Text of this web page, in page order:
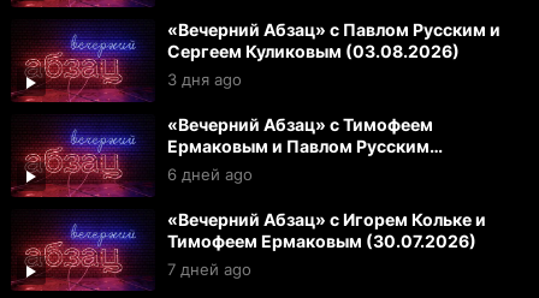
«Вечерний Абзац» с Павлом Русским и
Сергеем Куликовым (03.08.2026)
3 дня ago
«Вечерний Абзац» с Тимофеем
Ермаковым и Павлом Русским
(31.07.2026)
6 дней ago
«Вечерний Абзац» с Игорем Кольке и
Тимофеем Ермаковым (30.07.2026)
7 дней ago